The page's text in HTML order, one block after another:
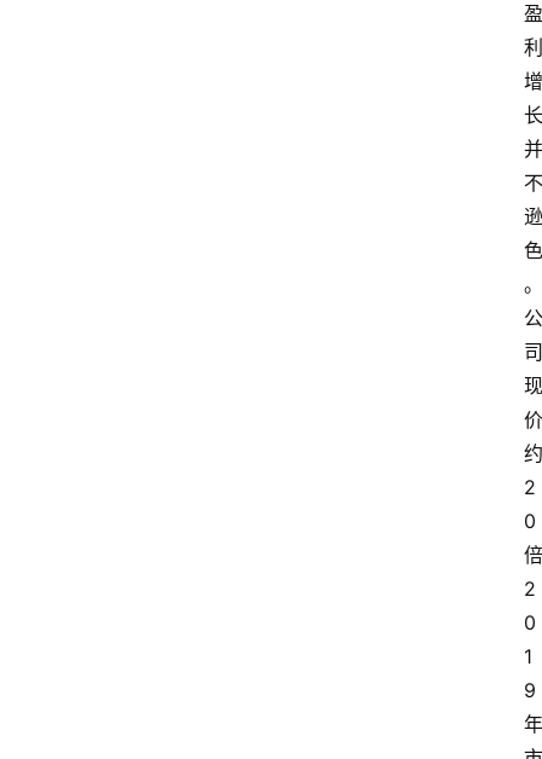
盈
利
增
长
并
不
逊
色
。
公
司
现
价
约
2
0
倍
2
0
1
9
年